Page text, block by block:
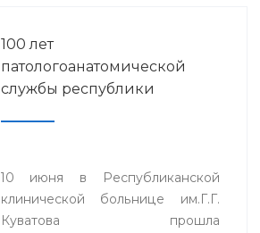
100 лет
патологоанатомической
службы республики
10 июня в Республиканской
клинической больнице им.Г.Г.
Куватова прошла